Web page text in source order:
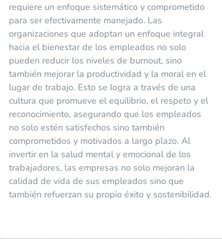
requiere un enfoque sistemático y comprometido
para ser efectivamente manejado. Las
organizaciones que adoptan un enfoque integral
hacia el bienestar de los empleados no solo
pueden reducir los niveles de burnout, sino
también mejorar la productividad y la moral en el
lugar de trabajo. Esto se logra a través de una
cultura que promueve el equilibrio, el respeto y el
reconocimiento, asegurando que los empleados
no solo estén satisfechos sino también
comprometidos y motivados a largo plazo. Al
invertir en la salud mental y emocional de los
trabajadores, las empresas no solo mejoran la
calidad de vida de sus empleados sino que
también refuerzan su propio éxito y sostenibilidad.